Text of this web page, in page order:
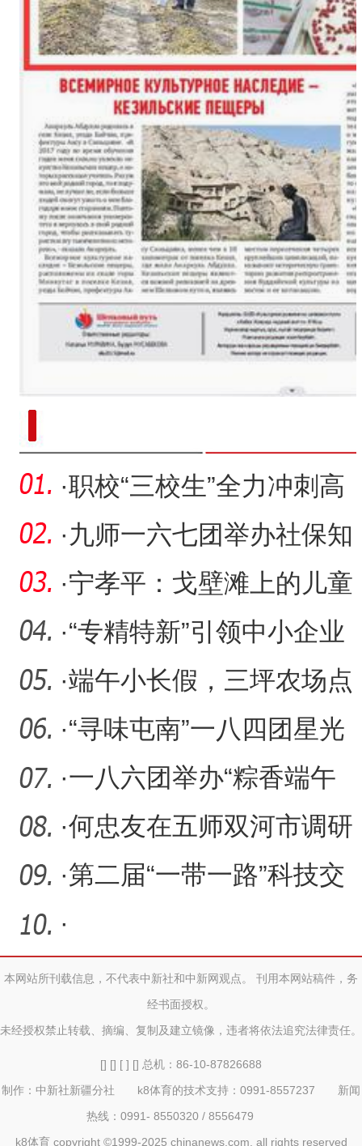
·职校“三校生”全力冲刺高
考
·九师一六七团举办社保知
识讲座
·宁孝平：戈壁滩上的儿童
节
·“专精特新”引领中小企业
高质量发展
·端午小长假，三坪农场点
燃农文旅融合热潮
·“寻味屯南”一八四团星光
夜市第三届美食大赛活动
·一八六团举办“粽香端午
文化传承”活动
·何忠友在五师双河市调研
·第二届“一带一路”科技交
流大会将在成都举办
·
本网站所刊载信息，不代表中新社和中新网观点。 刊用本网站稿件，务
经书面授权。
未经授权禁止转载、摘编、复制及建立镜像，违者将依法追究法律责任。
[] [] [ ] [] 总机：86-10-87826688
制作：中新社新疆分社 k8体育的技术支持：0991-8557237 新闻
热线：0991- 8550320 / 8556479
k8体育 copyright ©1999-2025 chinanews.com. all rights reserved